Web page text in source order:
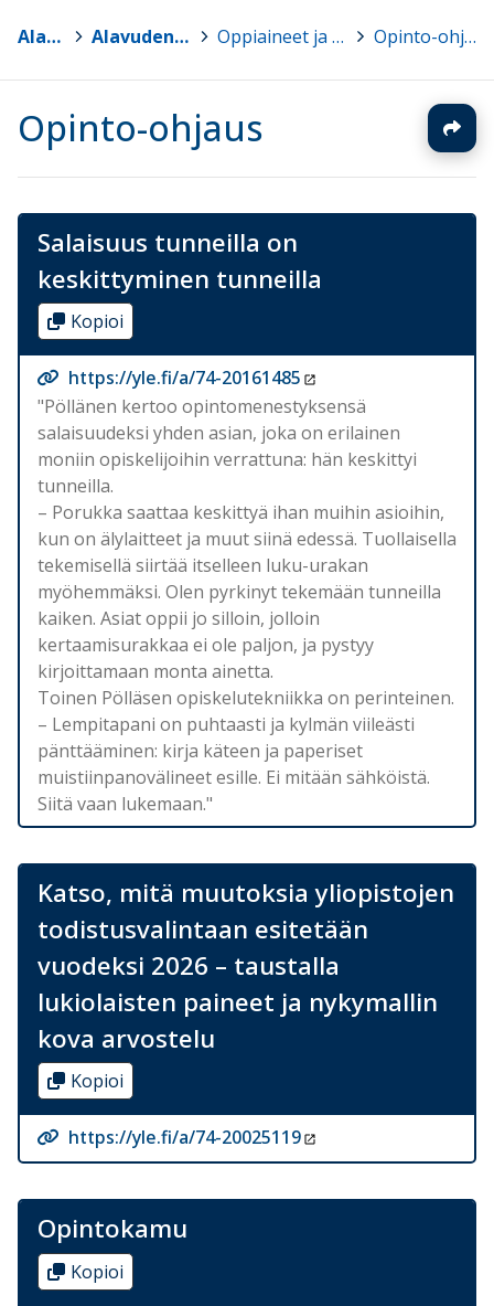
Alavus > Alavuden lukio > Oppiaineet ja kurssit > Opinto-ohjaus
Opinto-ohjaus
Salaisuus tunneilla on
keskittyminen tunneilla
Kopioi
https://yle.fi/a/74-20161485
"Pöllänen kertoo opintomenestyksensä
salaisuudeksi yhden asian, joka on erilainen
moniin opiskelijoihin verrattuna: hän keskittyi
tunneilla.
– Porukka saattaa keskittyä ihan muihin asioihin,
kun on älylaitteet ja muut siinä edessä. Tuollaisella
tekemisellä siirtää itselleen luku-urakan
myöhemmäksi. Olen pyrkinyt tekemään tunneilla
kaiken. Asiat oppii jo silloin, jolloin
kertaamisurakkaa ei ole paljon, ja pystyy
kirjoittamaan monta ainetta.
Toinen Pölläsen opiskelutekniikka on perinteinen.
– Lempitapani on puhtaasti ja kylmän viileästi
pänttääminen: kirja käteen ja paperiset
muistiinpanovälineet esille. Ei mitään sähköistä.
Siitä vaan lukemaan."
Katso, mitä muutoksia yliopistojen
todistusvalintaan esitetään
vuodeksi 2026 – taustalla
lukiolaisten paineet ja nykymallin
kova arvostelu
Kopioi
https://yle.fi/a/74-20025119
Opintokamu
Kopioi